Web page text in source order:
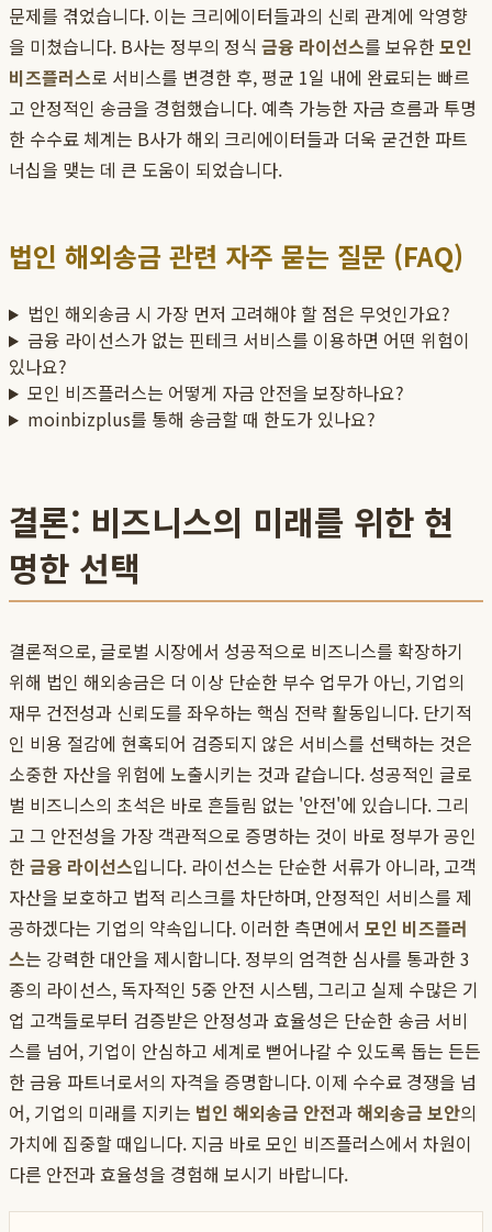
문제를 겪었습니다. 이는 크리에이터들과의 신뢰 관계에 악영향
을 미쳤습니다. B사는 정부의 정식 금융 라이선스를 보유한모인
비즈플러스로 서비스를 변경한 후, 평균 1일 내에 완료되는 빠르
고 안정적인 송금을 경험했습니다. 예측 가능한 자금 흐름과 투명
한 수수료 체계는 B사가 해외 크리에이터들과 더욱 굳건한 파트
너십을 맺는 데 큰 도움이 되었습니다.
법인 해외송금 관련 자주 묻는 질문 (FAQ)
법인 해외송금 시 가장 먼저 고려해야 할 점은 무엇인가요?
금융 라이선스가 없는 핀테크 서비스를 이용하면 어떤 위험이
있나요?
모인 비즈플러스는 어떻게 자금 안전을 보장하나요?
moinbizplus를 통해 송금할 때 한도가 있나요?
결론: 비즈니스의 미래를 위한 현
명한 선택
결론적으로, 글로벌 시장에서 성공적으로 비즈니스를 확장하기
위해 법인 해외송금은 더 이상 단순한 부수 업무가 아닌, 기업의
재무 건전성과 신뢰도를 좌우하는 핵심 전략 활동입니다. 단기적
인 비용 절감에 현혹되어 검증되지 않은 서비스를 선택하는 것은
소중한 자산을 위험에 노출시키는 것과 같습니다. 성공적인 글로
벌 비즈니스의 초석은 바로 흔들림 없는 '안전'에 있습니다. 그리
고 그 안전성을 가장 객관적으로 증명하는 것이 바로 정부가 공인
한금융 라이선스입니다. 라이선스는 단순한 서류가 아니라, 고객
자산을 보호하고 법적 리스크를 차단하며, 안정적인 서비스를 제
공하겠다는 기업의 약속입니다. 이러한 측면에서 모인 비즈플러
스는 강력한 대안을 제시합니다. 정부의 엄격한 심사를 통과한 3
종의 라이선스, 독자적인 5중 안전 시스템, 그리고 실제 수많은 기
업 고객들로부터 검증받은 안정성과 효율성은 단순한 송금 서비
스를 넘어, 기업이 안심하고 세계로 뻗어나갈 수 있도록 돕는 든든
한 금융 파트너로서의 자격을 증명합니다. 이제 수수료 경쟁을 넘
어, 기업의 미래를 지키는 법인 해외송금 안전과해외송금 보안의
가치에 집중할 때입니다. 지금 바로 모인 비즈플러스에서 차원이
다른 안전과 효율성을 경험해 보시기 바랍니다.